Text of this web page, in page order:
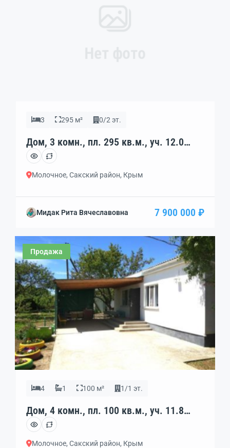
3 295 м² 0/2 эт.
Дом, 3 комн., пл. 295 кв.м., уч. 12.0
сот., код: 443409
Молочное, Сакский район, Крым
Мидак Рита Вячеславовна 7 900 000 ₽
Продажа
4 1 100 м² 1/1 эт.
Дом, 4 комн., пл. 100 кв.м., уч. 11.8
Молочное, Сакский район, Крым